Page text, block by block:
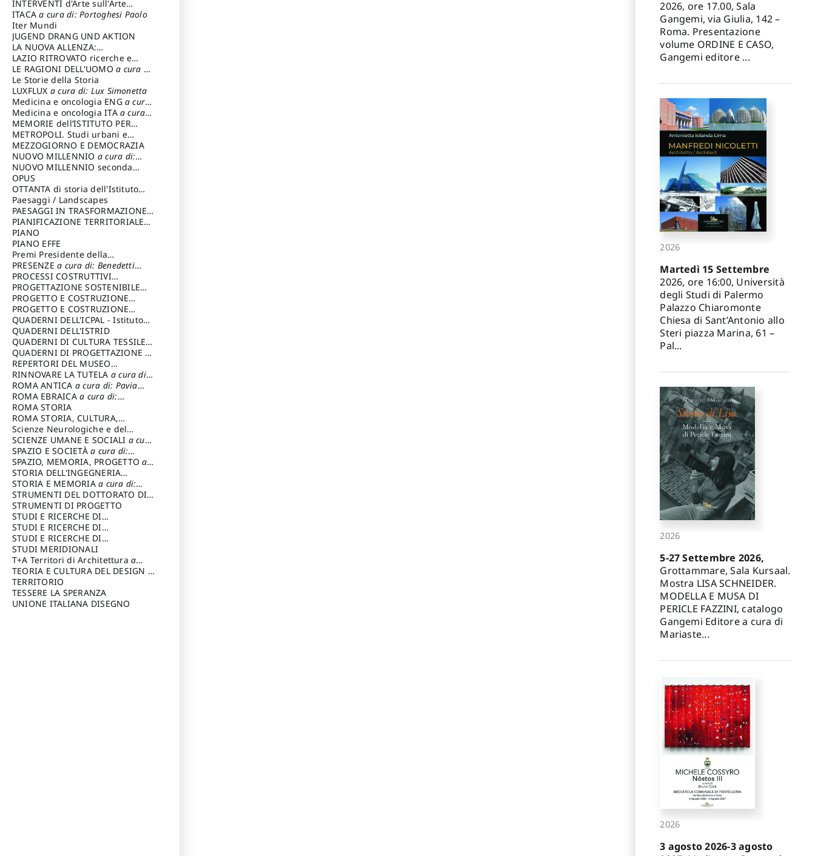
INTERVENTI d'Arte sull'Arte
dedicata alla cultura della
conservazione d’arte
Fondazione Paola Droghetti onlus
ITACAa cura di: Portoghesi Paolo
Iter Mundi
JUGEND DRANG UND AKTION
LA NUOVA ALLENZA:
ARCHITETTURA & AMBIENTE
LAZIO RITROVATO ricerche e
restauri
LE RAGIONI DELL'UOMOa cura di:
Lombardi Satriani Luigi
Le Storie della Storia
LUXFLUX a cura di: Lux Simonetta
Medicina e oncologia ENG a cura
di: Lopez Massimo
Medicina e oncologia ITA a cura
di: Lopez Massimo
MEMORIE dell’ISTITUTO PER
STORIA DEL RISORGIMENTO
METROPOLI. Studi urbani e
regionali
MEZZOGIORNO E DEMOCRAZIA
NUOVO MILLENNIO a cura di:
Capaldo Pellegrino
NUOVO MILLENNIO seconda
serie
Francesco
OPUS
OTTANTA di storia dell'Istituto
storia dell’Istitutoa cura di:
Cavalieri Patrizia
Paesaggi / Landscapes
PAESAGGI IN TRASFORMAZIONEa
cura di: Corti Enrico A.
PIANIFICAZIONE TERRITORIALE
URBANISTICA ED AMBIENTALE
cura di: Costa Enrico
PIANO
PIANO EFFE
Premi Presidente della
Repubblica
PRESENZEa cura di: Benedetti
Sandro
PROCESSI COSTRUTTIVI
DELL'ARCHITETTURAa cura di:
Ippoliti Alessandro
PROGETTAZIONE SOSTENIBILE
PARTECIPATA
PROGETTO E COSTRUZIONE
DELL’ARCHITETTURA
PROGETTO E COSTRUZIONE
SOSTENIBILE
QUADERNI DELL'ICPAL - Istituto
centrale per il restauro e la
conservazione del patrimonio
archivistico e librario
QUADERNI DELL'ISTRID
QUADERNI DI CULTURA TESSILEa
cura di: Crispolti Livia
QUADERNI DI PROGETTAZIONE a
cura di: Giura Longo Tommaso
REPERTORI DEL MUSEO
CENTRALE DEL RISORGIMENTOa
cura di: Pizzo Marco
RINNOVARE LA TUTELA a cura di:
Cicalò Enrico
ROMA ANTICA a cura di: Pavia
Carlo
ROMA EBRAICAa cura di:
Procaccia Claudio
ROMA STORIA
ROMA STORIA, CULTURA,
IMMAGINEa cura di: Fagiolo
Marcello
Scienze Neurologiche e del
Comportamento
SCIENZE UMANE E SOCIALI a cura
di: Iannizzi Salvatore
SPAZIO E SOCIETÀa cura di:
Cassetti Roberto
SPAZIO, MEMORIA, PROGETTOa
cura di: Rossi Massimo
STORIA DELL'INGEGNERIA
STRUTTURALE IN ITALIAa cura di:
Poretti Sergio
STORIA E MEMORIAa cura di:
Rossi Lauro
STRUMENTI DEL DOTTORATO DI
RICERCA IN RILIEVO E
RAPPRESENTAZIONE
DELL’ARCHITETTURA E
DELL’AMBIENTEa cura di: Migliari
Riccardo
STRUMENTI DI PROGETTO
STUDI E RICERCHE DI
ARCHEOLOGIA IN SICILIA
di: Pelagatti Paola
STUDI E RICERCHE DI
ARCHITETTURA del Dipartimento
di Architettura Università degli
Studi G. d' Annunzio
STUDI E RICERCHE DI
ARCHITETTURA del Dipartimento
di Architettura Università degli
Studi G. d' Annunzio, Chieti-
Pescaraa cura di: Fusero Paolo
STUDI MERIDIONALI
T+A Territori di Architetturaa
cura di: Ramazzotti Luigi
TEORIA E CULTURA DEL DESIGN a
cura di: Furlanis Giuseppe
TERRITORIO
TESSERE LA SPERANZA
UNIONE ITALIANA DISEGNO
2026, ore 17.00, Sala
Gangemi, via Giulia, 142 –
Roma. Presentazione
volume ORDINE E CASO,
Gangemi editore ...
2026
Martedì 15 Settembre
2026, ore 16:00, Università
degli Studi di Palermo
Palazzo Chiaromonte
Chiesa di Sant’Antonio allo
Steri piazza Marina, 61 –
Pal...
2026
5-27 Settembre 2026,
Grottammare, Sala Kursaal.
Mostra LISA SCHNEIDER.
MODELLA E MUSA DI
PERICLE FAZZINI, catalogo
Gangemi Editore a cura di
Mariaste...
2026
3 agosto 2026-3 agosto